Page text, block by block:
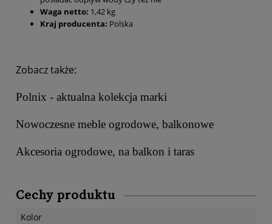
Waga netto: 1,42 kg
Kraj producenta: Polska
Zobacz także:
Polnix - aktualna kolekcja marki
Nowoczesne meble ogrodowe, balkonowe
Akcesoria ogrodowe, na balkon i taras
Cechy produktu
Kolor